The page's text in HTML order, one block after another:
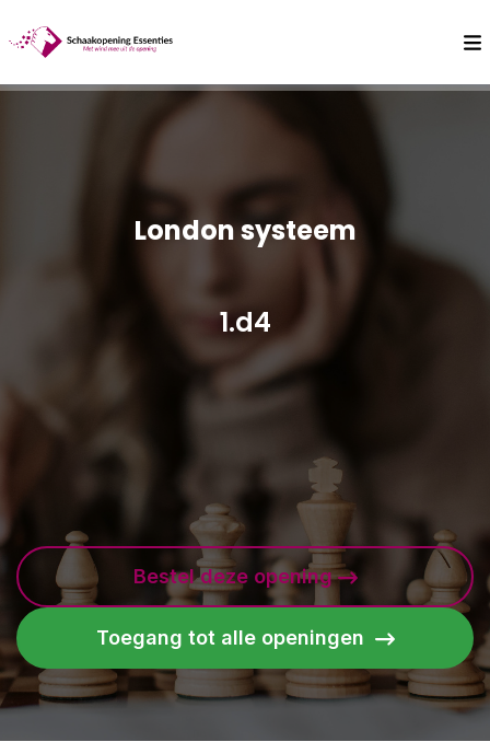
London systeem
1.d4
Bestel deze opening
Toegang tot alle openingen